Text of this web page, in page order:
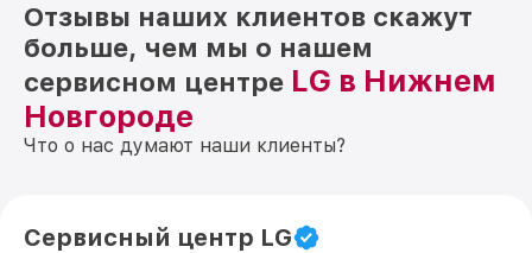
Отзывы наших клиентов скажут
больше, чем мы о нашем
сервисном центре LG в Нижнем
Новгороде
Что о нас думают наши клиенты?
Сервисный центр LG